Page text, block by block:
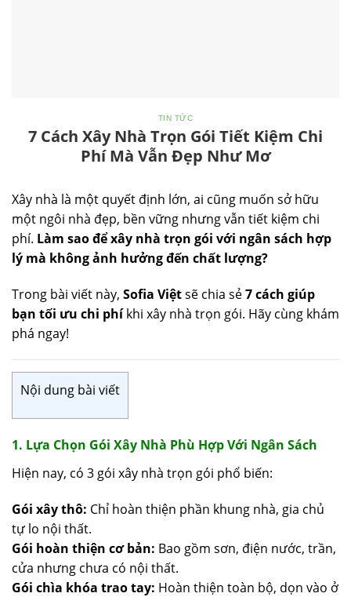
TIN TỨC
7 Cách Xây Nhà Trọn Gói Tiết Kiệm Chi
Phí Mà Vẫn Đẹp Như Mơ
Xây nhà là một quyết định lớn, ai cũng muốn sở hữu
một ngôi nhà đẹp, bền vững nhưng vẫn tiết kiệm chi
phí. Làm sao để xây nhà trọn gói với ngân sách hợp
lý mà không ảnh hưởng đến chất lượng?
Trong bài viết này, Sofia Việtsẽ chia sẻ7 cách giúp
bạn tối ưu chi phíkhi xây nhà trọn gói. Hãy cùng khám
phá ngay!
Nội dung bài viết
1. Lựa Chọn Gói Xây Nhà Phù Hợp Với Ngân Sách
Hiện nay, có 3 gói xây nhà trọn gói phổ biến:
Gói xây thô: Chỉ hoàn thiện phần khung nhà, gia chủ
tự lo nội thất.
Gói hoàn thiện cơ bản: Bao gồm sơn, điện nước, trần,
cửa nhưng chưa có nội thất.
Gói chìa khóa trao tay: Hoàn thiện toàn bộ, dọn vào ở